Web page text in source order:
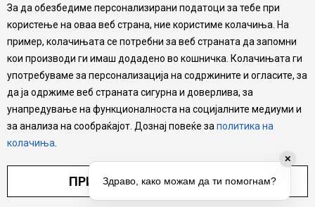
Product Finder
FAQs
Настојуваме да бидеме што попрецизни во описот на
производите, прикажување на слики и цени, но не
можеме да гарантираме дека сите информации се
комплетни и без грешка. Сите производи се дел од
нашата понуда, но не се подразбира дека мора да се
достапни во секој момент.
За да обезбедиме персонализирани податоци за тебе при
користење на оваа веб страна, ние користиме колачиња. На
пример, колачињата се потребни за веб страната да запомни
кои производи ги имаш додадено во кошничка. Колачињата ги
употребуваме за персонализација на содржините и огласите, за
да ја одржиме веб страната сигурна и доверлива, за
унапредување на функционалноста на социјалните медиуми и
за анализа на сообраќајот. Дознај повеќе за политика на
колачиња
ПРИЛАГОДИ ПОСТАВУВАЊА
✕
Здраво, како можам да ти помогнам?